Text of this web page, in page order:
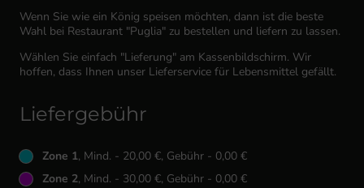
Wenn Sie wie ein König speisen möchten, dann ist die beste
Wahl bei Restaurant "Puglia" zu bestellen und liefern zu lassen.
Wählen Sie einfach "Lieferung" am Kassenbildschirm. Wir
hoffen, dass Ihnen unser Lieferservice für Lebensmittel gefällt.
Liefergebühr
Zone 1, Mind. - 20,00 €, Gebühr - 0,00 €
Zone 2, Mind. - 30,00 €, Gebühr - 0,00 €